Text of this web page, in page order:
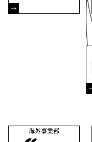
海外事業部
株式会社やま幸